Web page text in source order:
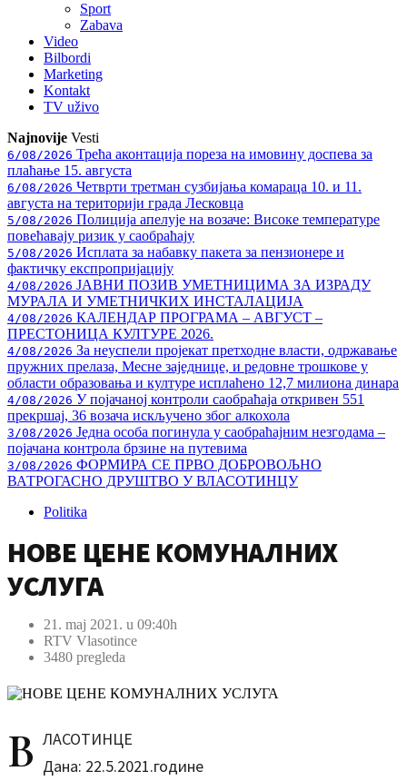
Sport
Zabava
Video
Bilbordi
Marketing
Kontakt
TV uživo
Najnovije Vesti
6/08/2026 Трећа аконтација пореза на имовину доспева за
плаћање 15. августа
6/08/2026 Четврти третман сузбијања комараца 10. и 11.
августа на територији града Лесковца
5/08/2026 Полиција апелује на возаче: Високе температуре
повећавају ризик у саобраћају
5/08/2026 Исплата за набавку пакета за пензионере и
фактичку експропријацију
4/08/2026 ЈАВНИ ПОЗИВ УМЕТНИЦИМА ЗА ИЗРАДУ
МУРАЛА И УМЕТНИЧКИХ ИНСТАЛАЦИЈА
4/08/2026 КАЛЕНДАР ПРОГРАМА – АВГУСТ –
ПРЕСТОНИЦА КУЛТУРЕ 2026.
4/08/2026 За неуспели пројекат претходне власти, одржавање
пружних прелаза, Месне заједнице, и редовне трошкове у
области образовања и културе исплаћено 12,7 милиона динара
4/08/2026 У појачаној контроли саобраћаја откривен 551
прекршај, 36 возача искључено због алкохола
3/08/2026 Једна особа погинула у саобраћајним незгодама –
појачана контрола брзине на путевима
3/08/2026 ФОРМИРА СЕ ПРВО ДОБРОВОЉНО
ВАТРОГАСНО ДРУШТВО У ВЛАСОТИНЦУ
Politika
НОВЕ ЦЕНЕ КОМУНАЛНИХ
УСЛУГА
21. maj 2021. u 09:40h
RTV Vlasotince
3480 pregleda
В ЛАСОТИНЦЕ
Дана: 22.5.2021.године